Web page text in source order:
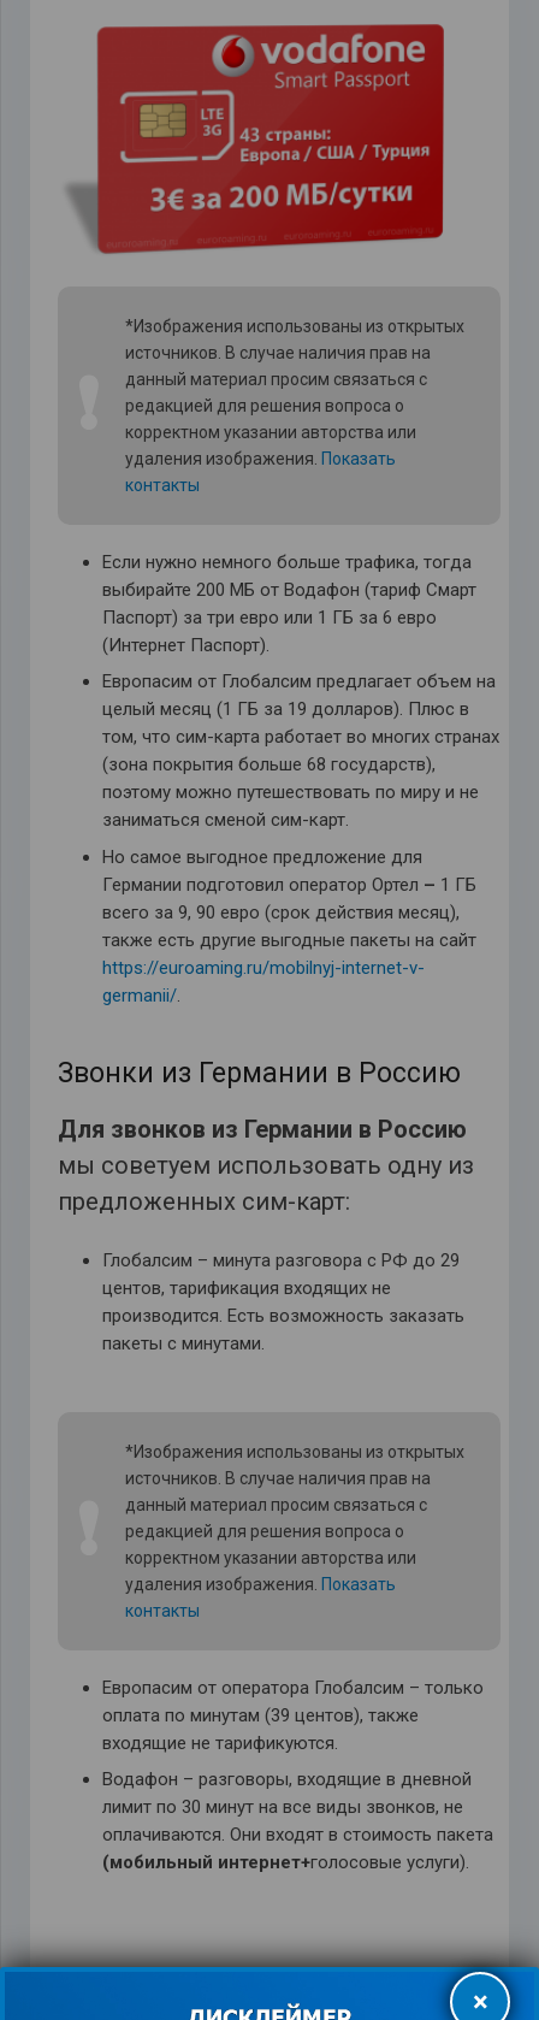
*Изображения использованы из открытых
источников. В случае наличия прав на
данный материал просим связаться с
редакцией для решения вопроса о
корректном указании авторства или
удаления изображения. Показать
контакты
Если нужно немного больше трафика, тогда
выбирайте 200 МБ от Водафон (тариф Смарт
Паспорт) за три евро или 1 ГБ за 6 евро
(Интернет Паспорт).
Европасим от Глобалсим предлагает объем на
целый месяц (1 ГБ за 19 долларов). Плюс в
том, что сим-карта работает во многих странах
(зона покрытия больше 68 государств),
поэтому можно путешествовать по миру и не
заниматься сменой сим-карт.
Но самое выгодное предложение для
Германии подготовил оператор Ортел – 1 ГБ
всего за 9, 90 евро (срок действия месяц),
также есть другие выгодные пакеты на сайт
https://euroaming.ru/mobilnyj-internet-v-
germanii/.
Звонки из Германии в Россию
Для звонков из Германии в Россию
мы советуем использовать одну из
предложенных сим-карт:
Глобалсим – минута разговора с РФ до 29
центов, тарификация входящих не
производится. Есть возможность заказать
пакеты с минутами.
*Изображения использованы из открытых
источников. В случае наличия прав на
данный материал просим связаться с
редакцией для решения вопроса о
корректном указании авторства или
удаления изображения. Показать
контакты
Европасим от оператора Глобалсим – только
оплата по минутам (39 центов), также
входящие не тарификуются.
Водафон – разговоры, входящие в дневной
лимит по 30 минут на все виды звонков, не
оплачиваются. Они входят в стоимость пакета
(мобильный интернет+голосовые услуги).
×